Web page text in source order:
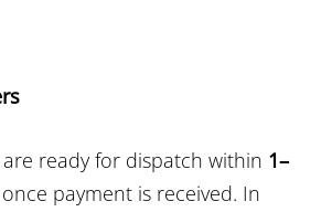
ready for dispatch within 1–
once payment is received. In